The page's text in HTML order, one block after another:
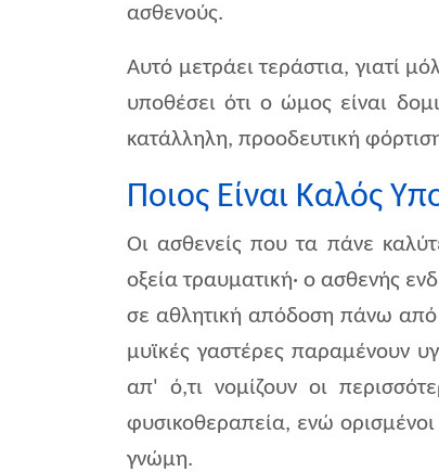
ασθενούς.
Αυτό μετράει τεράστια, γιατί
υποθέσει ότι ο ώμος είναι
κατάλληλη, προοδευτική
Ποιος Είναι Καλός
Οι ασθενείς που τα πάνε
οξεία τραυματική· ο ασθενής
σε αθλητική απόδοση πάνω από
μυϊκές γαστέρες παραμένουν
απ' ό,τι νομίζουν οι
φυσικοθεραπεία, ενώ ορισμένοι
γνώμη.